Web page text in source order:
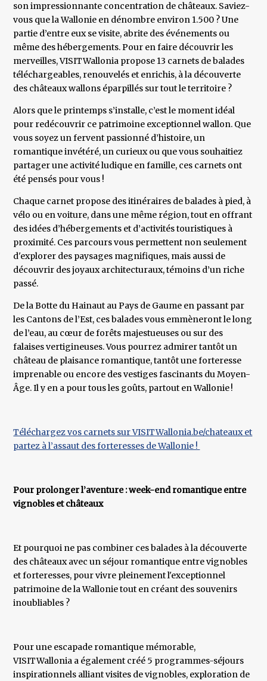
son impressionnante concentration de châteaux. Saviez-
vous que la Wallonie en dénombre environ 1.500 ? Une
partie d’entre eux se visite, abrite des événements ou
même des hébergements. Pour en faire découvrir les
merveilles, VISITWallonia propose 13 carnets de balades
téléchargeables, renouvelés et enrichis, à la découverte
des châteaux wallons éparpillés sur tout le territoire ?
Alors que le printemps s’installe, c’est le moment idéal
pour redécouvrir ce patrimoine exceptionnel wallon. Que
vous soyez un fervent passionné d’histoire, un
romantique invétéré, un curieux ou que vous souhaitiez
partager une activité ludique en famille, ces carnets ont
été pensés pour vous !
Chaque carnet propose des itinéraires de balades à pied, à
vélo ou en voiture, dans une même région, tout en offrant
des idées d’hébergements et d’activités touristiques à
proximité. Ces parcours vous permettent non seulement
d'explorer des paysages magnifiques, mais aussi de
découvrir des joyaux architecturaux, témoins d’un riche
passé.
De la Botte du Hainaut au Pays de Gaume en passant par
les Cantons de l’Est, ces balades vous emmèneront le long
de l’eau, au cœur de forêts majestueuses ou sur des
falaises vertigineuses. Vous pourrez admirer tantôt un
château de plaisance romantique, tantôt une forteresse
imprenable ou encore des vestiges fascinants du Moyen-
Âge. Il y en a pour tous les goûts, partout en Wallonie !
Téléchargez vos carnets sur VISITWallonia.be/chateaux et
partez à l’assaut des forteresses de Wallonie !
Pour prolonger l’aventure : week-end romantique entre
vignobles et châteaux
Et pourquoi ne pas combiner ces balades à la découverte
des châteaux avec un séjour romantique entre vignobles
et forteresses, pour vivre pleinement l'exceptionnel
patrimoine de la Wallonie tout en créant des souvenirs
inoubliables ?
Pour une escapade romantique mémorable,
VISITWallonia a également créé 5 programmes-séjours
inspirationnels alliant visites de vignobles, exploration de